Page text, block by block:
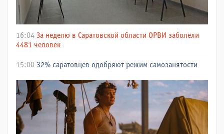
16:04 За неделю в Саратовской области ОРВИ заболели
4481 человек
15:00 32% саратовцев одобряют режим самозанятости